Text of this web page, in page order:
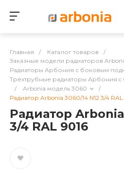
Главная / Каталог товаров
/
Заказные модели радиаторов
Радиаторы Арбония с боковым
Трёхтрубные радиаторы Арбония
/
Arbonia модель 3060
/
Радиатор Arbonia 3060/14 N12 3/4 RAL
Радиатор
3/4 RAL 9016